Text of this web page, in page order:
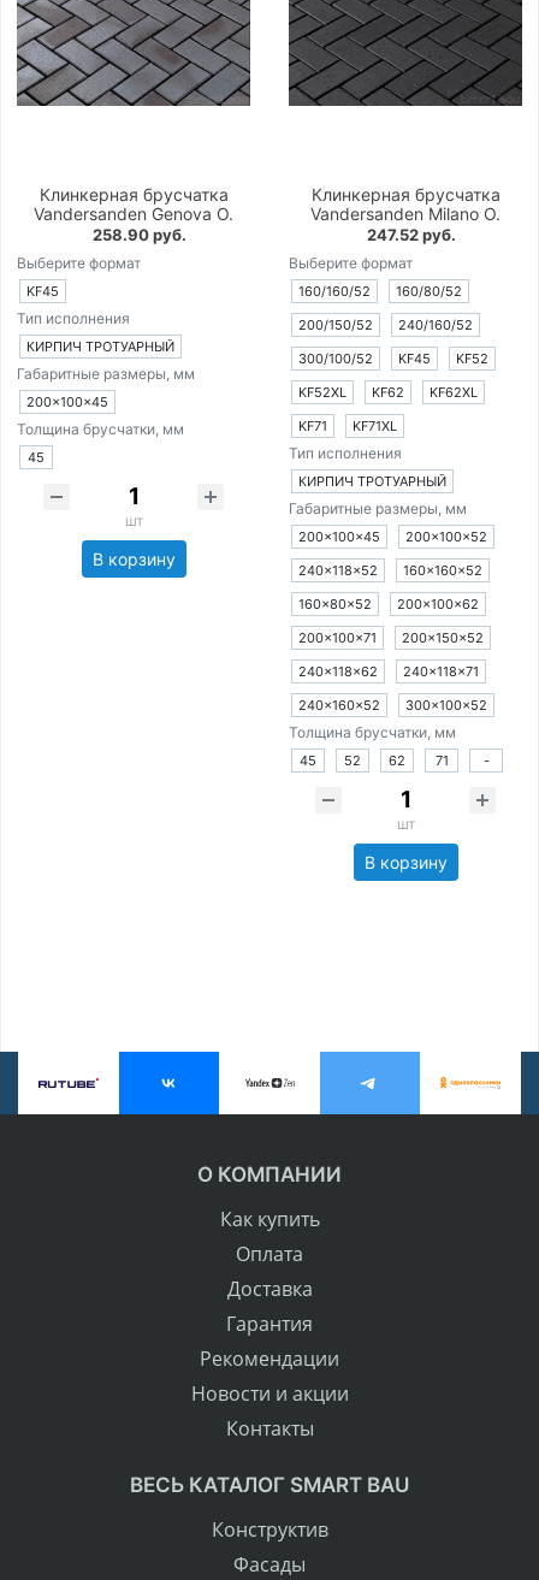
Клинкерная брусчатка
Vandersanden Genova O.
258.90 руб.
Выберите формат
KF45
Тип исполнения
КИРПИЧ ТРОТУАРНЫЙ
Габаритные размеры, мм
200×100×45
Толщина брусчатки, мм
45
шт
В корзину
Клинкерная брусчатка
Vandersanden Milano O.
247.52 руб.
Выберите формат
160/160/52
160/80/52
200/150/52
240/160/52
300/100/52
KF45
KF52
KF52XL
KF62
KF62XL
KF71
KF71XL
Тип исполнения
КИРПИЧ ТРОТУАРНЫЙ
Габаритные размеры, мм
200×100×45
200×100×52
240×118×52
160×160×52
160×80×52
200×100×62
200×100×71
200×150×52
240×118×62
240×118×71
240×160×52
300×100×52
Толщина брусчатки, мм
45 52 62 71 -
шт
В корзину
О КОМПАНИИ
Как купить
Оплата
Доставка
Гарантия
Рекомендации
Новости и акции
Контакты
ВЕСЬ КАТАЛОГ SMART BAU
Конструктив
Фасады